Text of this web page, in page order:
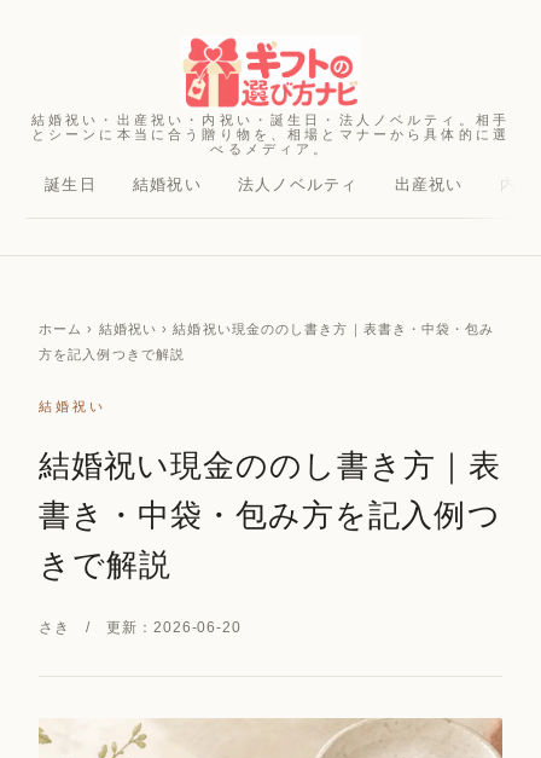
結婚祝い・出産祝い・内祝い・誕生日・法人ノベルティ。相手
とシーンに本当に合う贈り物を、相場とマナーから具体的に選
べるメディア。
誕生日 結婚祝い 法人ノベルティ 出産祝い 内祝
ホーム › 結婚祝い › 結婚祝い現金ののし書き方｜表書き・中袋・包み
方を記入例つきで解説
結婚祝い
結婚祝い現金ののし書き方｜表
書き・中袋・包み方を記入例つ
きで解説
さき / 更新：2026-06-20